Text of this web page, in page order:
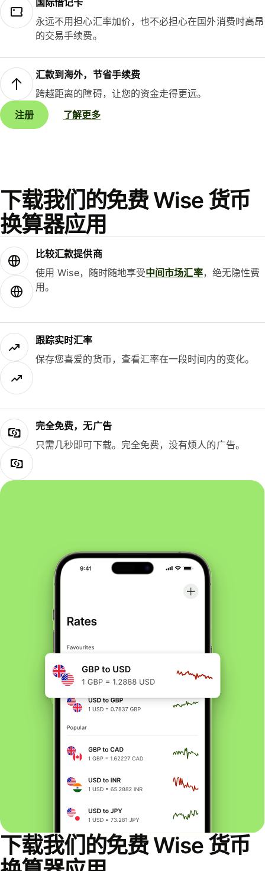
国际借记卡
永远不用担心汇率加价，也不必担心在国外消费时高昂
的交易手续费。
汇款到海外，节省手续费
跨越距离的障碍，让您的资金走得更远。
注册
了解更多
下载我们的免费 Wise 货币
换算器应用
比较汇款提供商
使用 Wise，随时随地享受中间市场汇率，绝无隐性费
用。
跟踪实时汇率
保存您喜爱的货币，查看汇率在一段时间内的变化。
完全免费，无广告
只需几秒即可下载。完全免费，没有烦人的广告。
下载我们的免费 Wise 货币